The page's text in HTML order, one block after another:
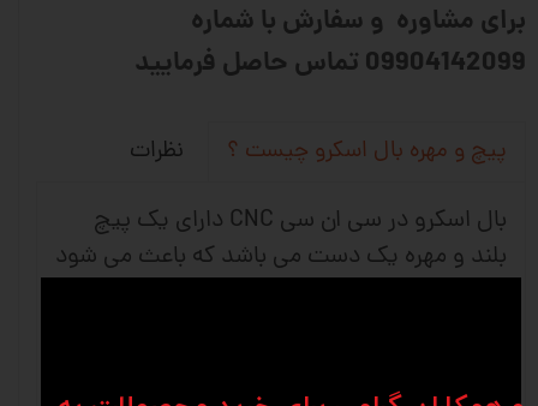
برای مشاوره و سفارش با شماره
09904142099 تماس حاصل فرمایید
پیچ و مهره بال اسکرو چیست ؟ نظرات
بال اسکرو در سی ان سی CNC دارای یک پیچ
بلند و مهره یک دست می باشد که باعث می شود